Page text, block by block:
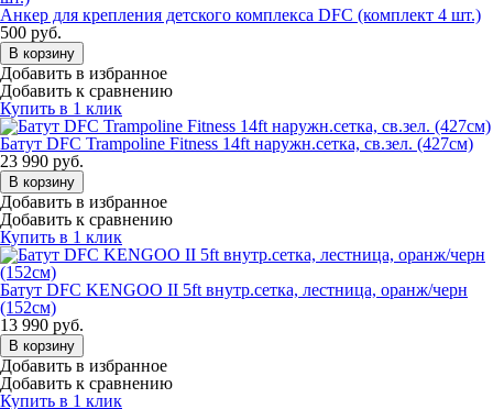
Анкер для крепления детского комплекса DFC (комплект 4 шт.)
500 руб.
В корзину
Добавить в избранное
Добавить к сравнению
Купить в 1 клик
Батут DFC Trampoline Fitness 14ft наружн.сетка, св.зел. (427см)
23 990 руб.
В корзину
Добавить в избранное
Добавить к сравнению
Купить в 1 клик
Батут DFC KENGOO II 5ft внутр.сетка, лестница, оранж/черн
(152см)
13 990 руб.
В корзину
Добавить в избранное
Добавить к сравнению
Купить в 1 клик